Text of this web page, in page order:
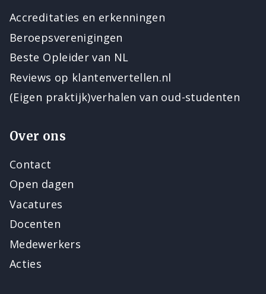
Accreditaties en erkenningen
Beroepsverenigingen
Beste Opleider van NL
Reviews op klantenvertellen.nl
(Eigen praktijk)verhalen van oud-studenten
Over ons
Contact
Open dagen
Vacatures
Docenten
Medewerkers
Acties